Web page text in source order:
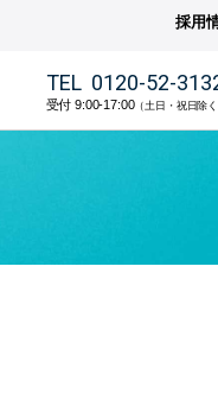
採用
TEL 0120-52-
受付 9:00-17:00（土日・祝日除く